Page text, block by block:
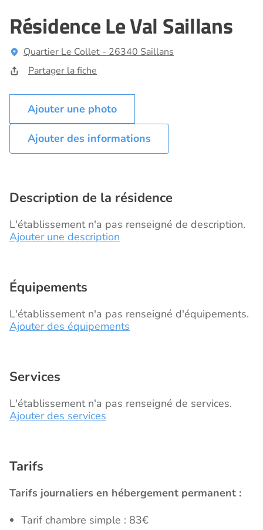
Résidence Le Val Saillans
Quartier Le Collet - 26340 Saillans
Partager la fiche
Ajouter des informations
Description de la résidence
L'établissement n'a pas renseigné de description.
Ajouter une description
Équipements
L'établissement n'a pas renseigné d'équipements.
Ajouter des équipements
Services
L'établissement n'a pas renseigné de services.
Ajouter des services
Tarifs
Tarifs journaliers en hébergement permanent :
Tarif chambre simple : 83€